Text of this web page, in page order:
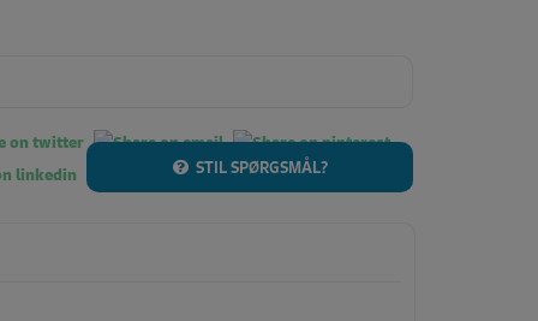
STIL SPØRGSMÅL?